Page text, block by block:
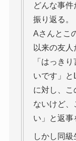
どんな事
振り返る。
Aさんとこ
以来の友人
「はっき
いです」
に対し、こ
ないけど、
い」と返事
しかし同